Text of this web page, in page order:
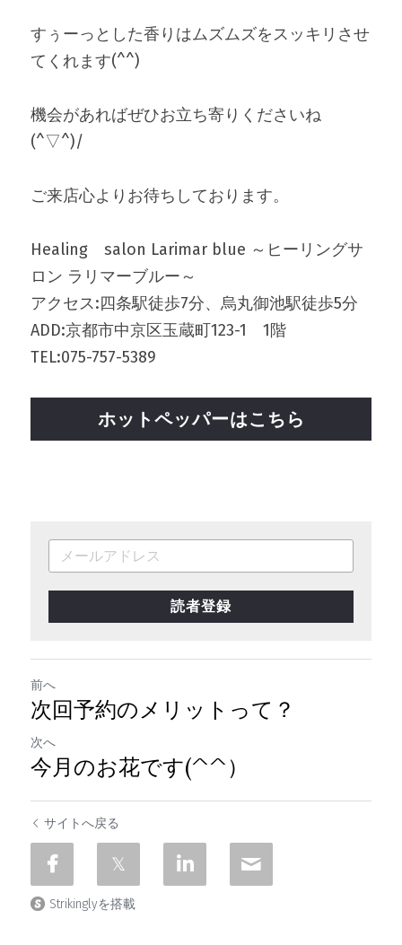
すぅーっとした香りはムズムズをスッキリさせ
てくれます(^^)
機会があればぜひお立ち寄りくださいね
(^▽^)/
ご来店心よりお待ちしております。
Healing　salon Larimar blue ～ヒーリングサ
ロン ラリマーブルー～
アクセス:四条駅徒歩7分、烏丸御池駅徒歩5分
ADD:京都市中京区玉蔵町123-1　1階
TEL:075-757-5389
ホットペッパーはこちら
読者登録
前へ
次回予約のメリットって？
次へ
今月のお花です(^^）
サイトへ戻る
Strikinglyを搭載